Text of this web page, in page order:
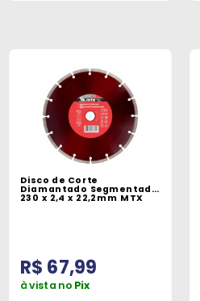
Disco de Corte
Diamantado Segmentado
230 x 2,4 x 22,2mm MTX
R$ 67,99
à vista no Pix